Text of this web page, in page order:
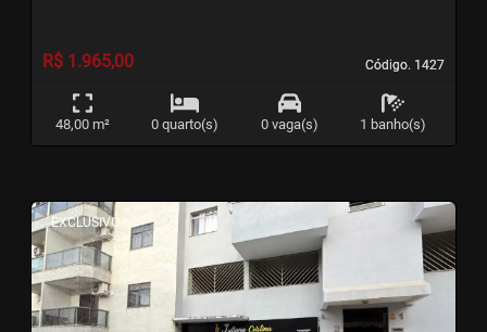
Código. 1427
Código. 1427
R$ 1.965,00
48,00 m² 0 quarto(s) 0 vaga(s) 1 banho(s)
EXCLUSIVO
<<<<